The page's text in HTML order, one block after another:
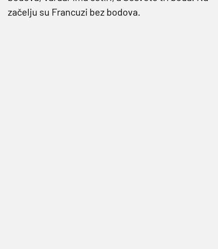
začelju su Francuzi bez bodova.